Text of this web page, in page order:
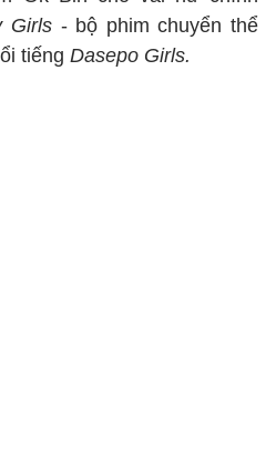
Girls- bộ phim chuyển thể
tiếng Dasepo Girls.